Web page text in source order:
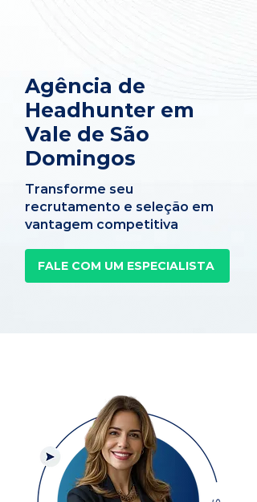
Agência de
Headhunter em
Vale de São
Domingos
Transforme seu
recrutamento e seleção em
vantagem competitiva
FALE COM UM ESPECIALISTA